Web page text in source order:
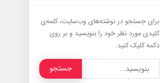
برای جستجو در نوشته‌های وب‌سایت، کلمه‌ی
کلیدی مورد نظر خود را بنویسید و بر روی
دکمه کلیک کنید.
جستجو